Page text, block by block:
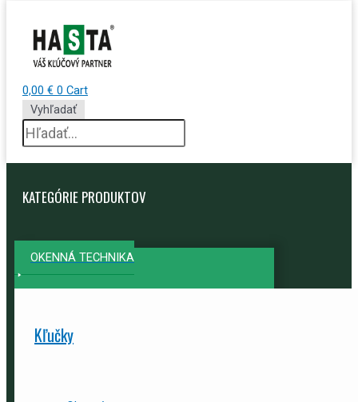
0,00 € 0 Cart
Vyhľadať
KATEGÓRIE PRODUKTOV
OKENNÁ TECHNIKA
Kľučky